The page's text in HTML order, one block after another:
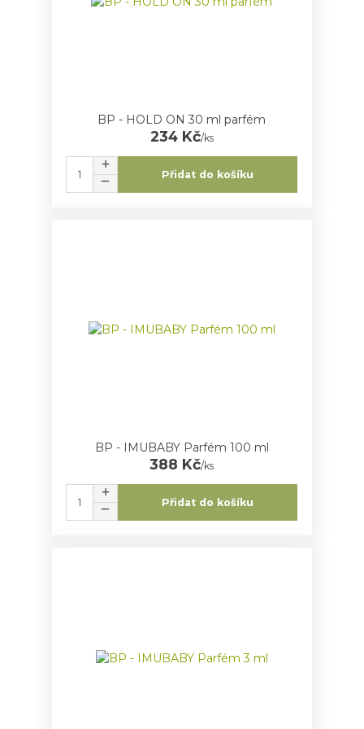
BP - HOLD ON 30 ml parfém
234 Kč/ks
Přidat do košíku
BP - IMUBABY Parfém 100 ml
388 Kč/ks
Přidat do košíku